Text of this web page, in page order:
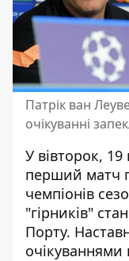
Патрік ван
очікуванні
У вівторок,
перший матч
чемпіонів
"гірників"
Порту.
очікуваннями